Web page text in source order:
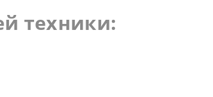
техники: